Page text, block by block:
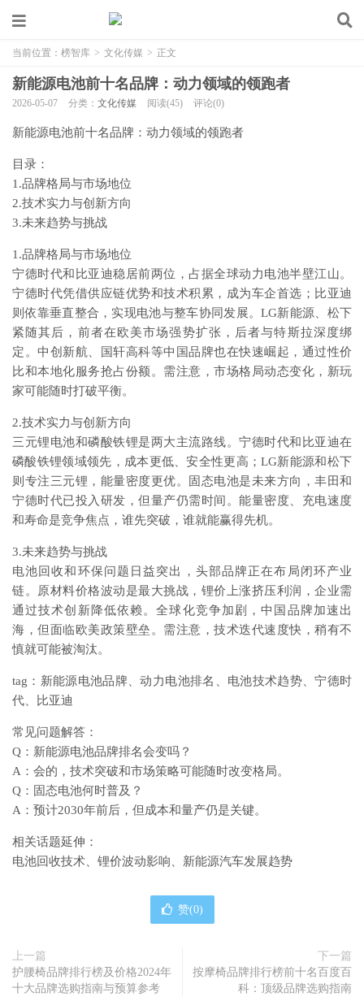
当前位置： 榜智库 > 文化传媒 > 正文
新能源电池前十名品牌：动力领域的领跑者
2026-05-07 分类： 文化传媒 阅读(45) 评论(0)
新能源电池前十名品牌：动力领域的领跑者
目录：
1.品牌格局与市场地位
2.技术实力与创新方向
3.未来趋势与挑战
1.品牌格局与市场地位
宁德时代和比亚迪稳居前两位，占据全球动力电池半壁江山。
宁德时代凭借供应链优势和技术积累，成为车企首选；比亚迪
则依靠垂直整合，实现电池与整车协同发展。LG新能源、松下
紧随其后，前者在欧美市场强势扩张，后者与特斯拉深度绑
定。中创新航、国轩高科等中国品牌也在快速崛起，通过性价
比和本地化服务抢占份额。需注意，市场格局动态变化，新玩
家可能随时打破平衡。
2.技术实力与创新方向
三元锂电池和磷酸铁锂是两大主流路线。宁德时代和比亚迪在
磷酸铁锂领域领先，成本更低、安全性更高；LG新能源和松下
则专注三元锂，能量密度更优。固态电池是未来方向，丰田和
宁德时代已投入研发，但量产仍需时间。能量密度、充电速度
和寿命是竞争焦点，谁先突破，谁就能赢得先机。
3.未来趋势与挑战
电池回收和环保问题日益突出，头部品牌正在布局闭环产业
链。原材料价格波动是最大挑战，锂价上涨挤压利润，企业需
通过技术创新降低依赖。全球化竞争加剧，中国品牌加速出
海，但面临欧美政策壁垒。需注意，技术迭代速度快，稍有不
慎就可能被淘汰。
tag：新能源电池品牌、动力电池排名、电池技术趋势、宁德时
代、比亚迪
常见问题解答：
Q：新能源电池品牌排名会变吗？
A：会的，技术突破和市场策略可能随时改变格局。
Q：固态电池何时普及？
A：预计2030年前后，但成本和量产仍是关键。
相关话题延伸：
电池回收技术、锂价波动影响、新能源汽车发展趋势
赞(0)
上一篇
护腰椅品牌排行榜及价格2024年
十大品牌选购指南与预算参考
下一篇
按摩椅品牌排行榜前十名百度百
科：顶级品牌选购指南